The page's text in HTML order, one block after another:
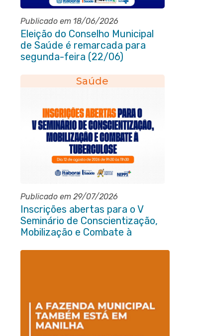
Publicado em 18/06/2026
Eleição do Conselho Municipal
de Saúde é remarcada para
segunda-feira (22/06)
Saúde
Publicado em 29/07/2026
Inscrições abertas para o V
Seminário de Conscientização,
Mobilização e Combate à